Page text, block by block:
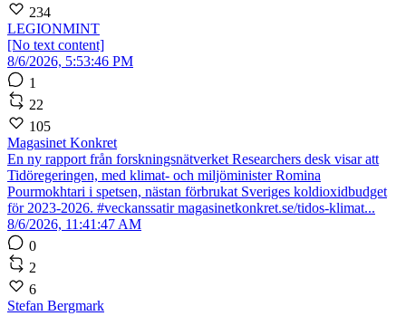
234
LEGIONMINT
[No text content]
8/6/2026, 5:53:46 PM
1
22
105
Magasinet Konkret
En ny rapport från forskningsnätverket Researchers desk visar att
Tidöregeringen, med klimat- och miljöminister Romina
Pourmokhtari i spetsen, nästan förbrukat Sveriges koldioxidbudget
för 2023-2026. #veckanssatir magasinetkonkret.se/tidos-klimat...
8/6/2026, 11:41:47 AM
0
2
6
Stefan Bergmark